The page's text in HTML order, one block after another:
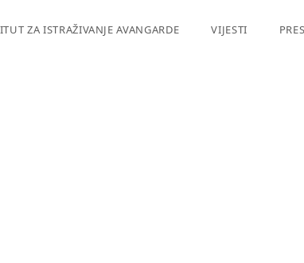
ZA ISTRAŽIVANJE AVANGARDE VIJESTI